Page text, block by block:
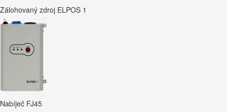
Zálohovaný zdroj ELPOS 1
Nabíječ FJ45